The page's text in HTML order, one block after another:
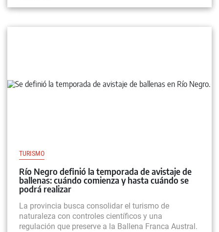
TURISMO
Río Negro definió la temporada de avistaje de
ballenas: cuándo comienza y hasta cuándo se
podrá realizar
La provincia busca consolidar el turismo de
naturaleza con controles científicos y una
regulación que preserve a la Ballena Franca Austral.